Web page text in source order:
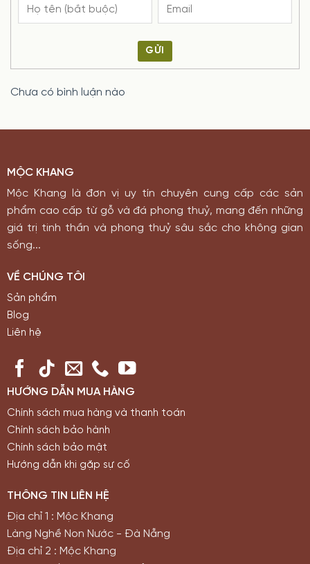
GỬI
Chưa có bình luận nào
MỘC KHANG
Mộc Khang là đơn vị uy tín chuyên cung cấp các sản
phẩm cao cấp từ gỗ và đá phong thuỷ, mang đến những
giá trị tinh thần và phong thuỷ sâu sắc cho không gian
sống...
VỀ CHÚNG TÔI
Sản phẩm
Blog
Liên hệ
HƯỚNG DẪN MUA HÀNG
Chính sách mua hàng và thanh toán
Chính sách bảo hành
Chính sách bảo mật
Hướng dẫn khi gặp sự cố
THÔNG TIN LIÊN HỆ
Địa chỉ 1 : Mộc Khang
Làng Nghề Non Nước - Đà Nẵng
Địa chỉ 2 : Mộc Khang